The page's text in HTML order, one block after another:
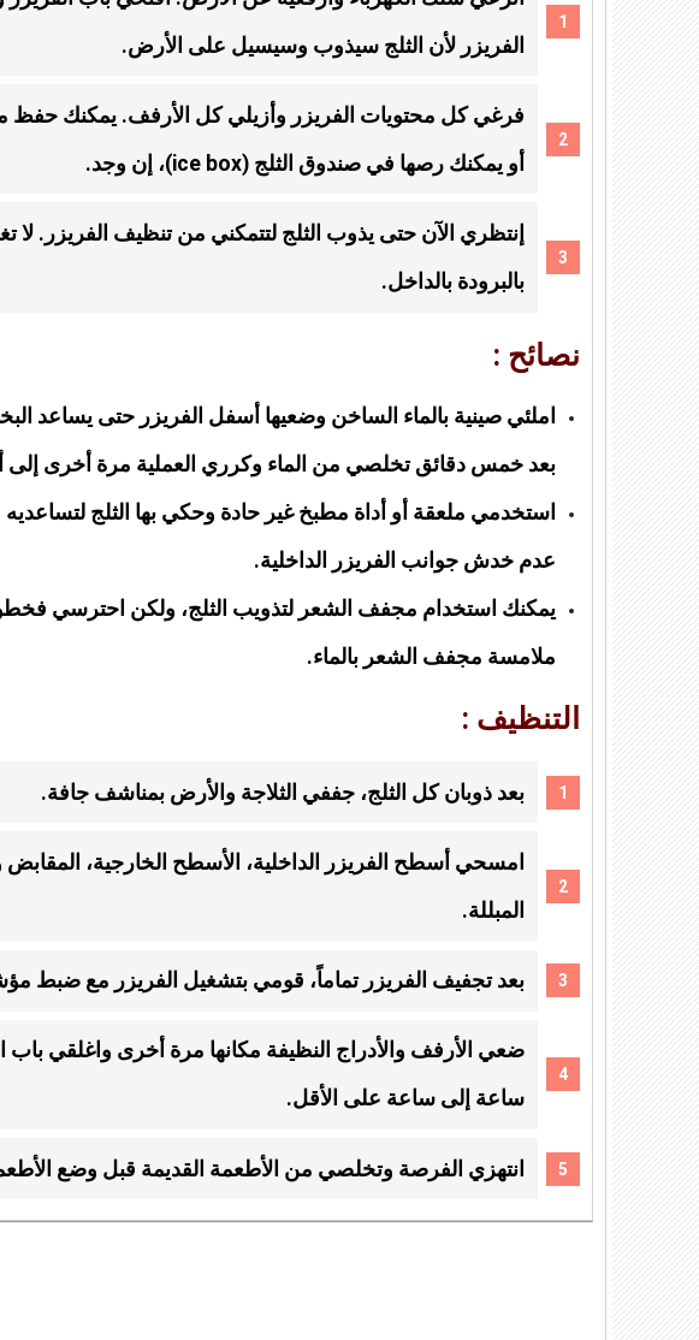
الفريزر لأن الثلج سيذوب وسيسيل على الأرض.
فرغي كل محتويات الفريزر وأزيلي كل الأرفف. يمكنك حفظ
أو يمكنك رصها في صندوق الثلج (ice box)، إن وجد.
إنتظري الآن حتى يذوب الثلج لتتمكني من تنظيف الفريزر. لا
بالبرودة بالداخل.
نصائح :
املئي صينية بالماء الساخن وضعيها أسفل الفريزر حتى يساعد
بعد خمس دقائق تخلصي من الماء وكرري العملية مرة أخرى إلى
استخدمي ملعقة أو أداة مطبخ غير حادة وحكي بها الثلج
عدم خدش جوانب الفريزر الداخلية.
يمكنك استخدام مجفف الشعر لتذويب الثلج، ولكن احترسي
ملامسة مجفف الشعر بالماء.
التنظيف :
بعد ذوبان كل الثلج، جففي الثلاجة والأرض بمناشف جافة.
امسحي أسطح الفريزر الداخلية، الأسطح الخارجية، المقابض
المبللة.
بعد تجفيف الفريزر تماماً، قومي بتشغيل الفريزر مع ضبط
ضعي الأرفف والأدراج النظيفة مكانها مرة أخرى واغلقي باب
ساعة إلى ساعة على الأقل.
انتهزي الفرصة وتخلصي من الأطعمة القديمة قبل وضع